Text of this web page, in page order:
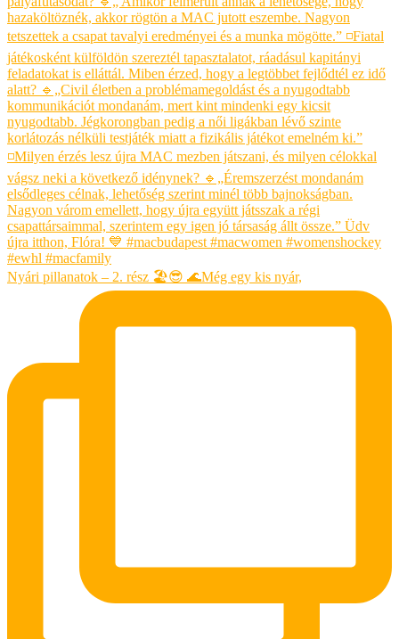
Nyári pillanatok – 2. rész 🏖😎 🌊Még egy kis nyár,